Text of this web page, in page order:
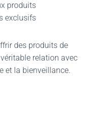
produits
exclusifs
des produits de
relation avec
et la bienveillance.